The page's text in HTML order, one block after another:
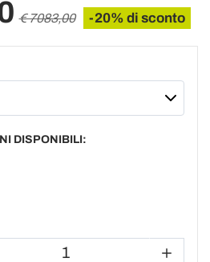
€ 7083,00 -20% di sconto
DISPONIBILI: